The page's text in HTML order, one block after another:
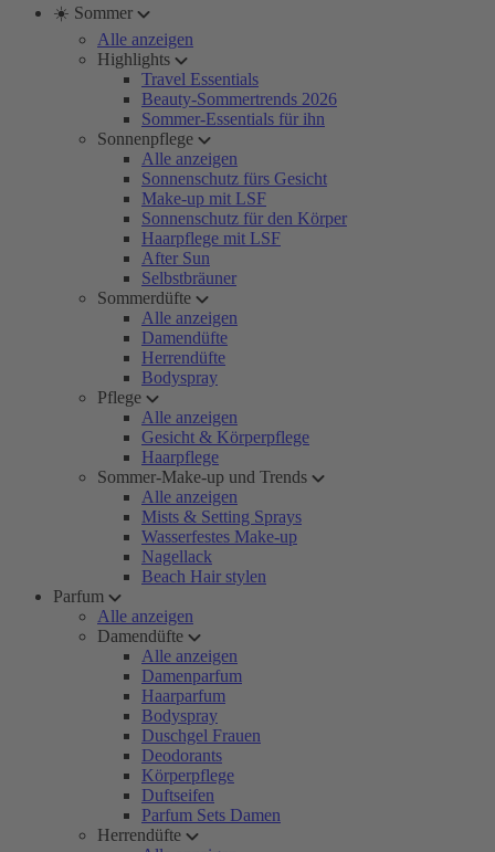
☀️ Sommer
Alle anzeigen
Highlights
Travel Essentials
Beauty-Sommertrends 2026
Sommer-Essentials für ihn
Sonnenpflege
Alle anzeigen
Sonnenschutz fürs Gesicht
Make-up mit LSF
Sonnenschutz für den Körper
Haarpflege mit LSF
After Sun
Selbstbräuner
Sommerdüfte
Alle anzeigen
Damendüfte
Herrendüfte
Bodyspray
Pflege
Alle anzeigen
Gesicht & Körperpflege
Haarpflege
Sommer-Make-up und Trends
Alle anzeigen
Mists & Setting Sprays
Wasserfestes Make-up
Nagellack
Beach Hair stylen
Parfum
Alle anzeigen
Damendüfte
Alle anzeigen
Damenparfum
Haarparfum
Bodyspray
Duschgel Frauen
Deodorants
Körperpflege
Duftseifen
Parfum Sets Damen
Herrendüfte